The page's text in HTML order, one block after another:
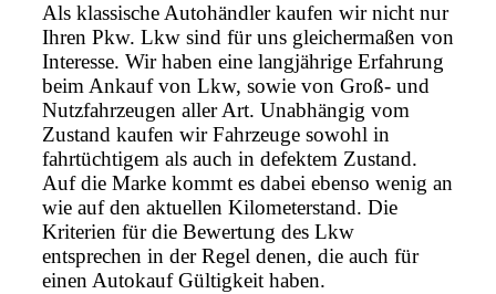
Als klassische Autohändler kaufen wir nicht nur
Ihren Pkw. Lkw sind für uns gleichermaßen von
Interesse. Wir haben eine langjährige Erfahrung
beim Ankauf von Lkw, sowie von Groß- und
Nutzfahrzeugen aller Art. Unabhängig vom
Zustand kaufen wir Fahrzeuge sowohl in
fahrtüchtigem als auch in defektem Zustand.
Auf die Marke kommt es dabei ebenso wenig an
wie auf den aktuellen Kilometerstand. Die
Kriterien für die Bewertung des Lkw
entsprechen in der Regel denen, die auch für
einen Autokauf Gültigkeit haben.